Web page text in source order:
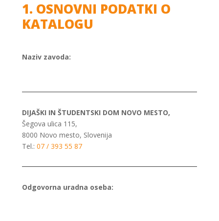
1. OSNOVNI PODATKI O
KATALOGU
Naziv zavoda:
DIJAŠKI IN ŠTUDENTSKI DOM NOVO MESTO,
Šegova ulica 115,
8000 Novo mesto, Slovenija
Tel.: 07 / 393 55 87
Odgovorna uradna oseba: